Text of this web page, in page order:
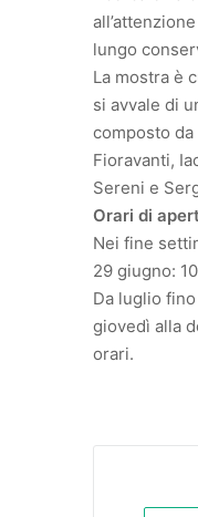
lungo
La mostra è
si avvale di
composto
Fioravanti,
Sereni e
Orari di
Nei fine
29 giugno:
Da luglio
giovedì alla
orari.